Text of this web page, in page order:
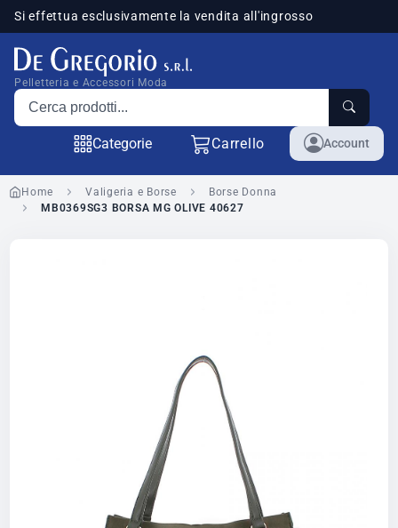
Si effettua esclusivamente la vendita all'ingrosso
Pelletteria e Accessori Moda
Cerca prodotti
Categorie Carrello Account
Home Valigeria e Borse
Borse Donna
MB0369SG3 BORSA MG OLIVE 40627